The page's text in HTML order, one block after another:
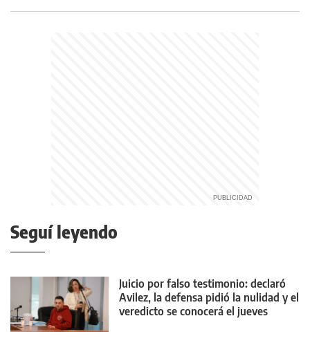
Seguí leyendo
Juicio por falso testimonio: declaró
Avilez, la defensa pidió la nulidad y el
veredicto se conocerá el jueves